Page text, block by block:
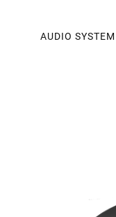
AUDIO